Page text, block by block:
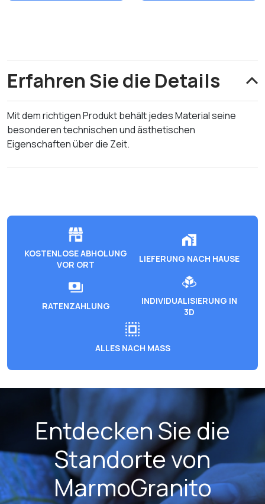
Erfahren Sie die Details
Mit dem richtigen Produkt behält jedes Material seine
besonderen technischen und ästhetischen
Eigenschaften über die Zeit.
KOSTENLOSE ABHOLUNG
VOR ORT
LIEFERUNG NACH HAUSE
RATENZAHLUNG
INDIVIDUALISIERUNG IN
3D
ALLES NACH MASS
Entdecken Sie die
Standorte von
MarmoGranito